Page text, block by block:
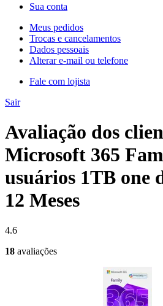
Sua conta
Meus pedidos
Trocas e cancelamentos
Dados pessoais
Alterar e-mail ou telefone
Fale com lojista
Sair
Avaliação dos
Microsoft 365
usuários 1TB one
12 Meses
4.6
18 avaliações